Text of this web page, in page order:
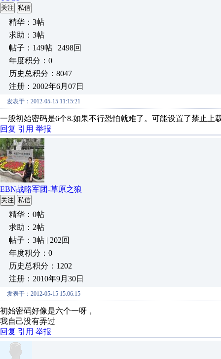
关注 私信
精华：3帖
求助：3帖
帖子：149帖 | 2498回
年度积分：0
历史总积分：8047
注册：2002年6月07日
发表于：2012-05-15 11:15:21
一般初始密码是6个8.如果不行恐怕就难了。可能设置了禁止上
回复 引用 举报
EBN战略军团-草原之狼
关注 私信
精华：0帖
求助：2帖
帖子：3帖 | 202回
年度积分：0
历史总积分：1202
注册：2010年9月30日
发表于：2012-05-15 15:06:15
初始密码好像是六个一呀，
我自己没有弄过
回复 引用 举报